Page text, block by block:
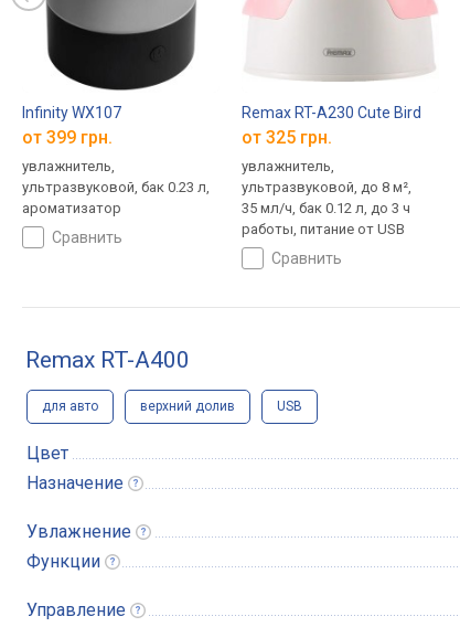
Infinity WX107
от 399 грн.
увлажнитель,
ультразвуковой, бак 0.23 л,
ароматизатор
сравнить
Remax RT-A230 Cute Bird
от 325 грн.
увлажнитель,
ультразвуковой, до 8 м²,
35 мл/ч, бак 0.12 л, до 3 ч
работы, питание от USB
сравнить
Remax RT-A400
для авто верхний долив USB
Цвет
Назначение
Увлажнение
Функции
Управление